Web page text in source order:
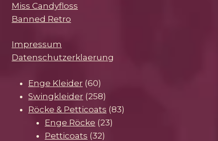
Miss Candyfloss
Banned Retro
Impressum
Datenschutzerklaerung
Enge Kleider 6060
Produkte
Swingkleider 258258
Produkte
Röcke & Petticoats 8383
Enge Röcke 2323
Petticoats 3232